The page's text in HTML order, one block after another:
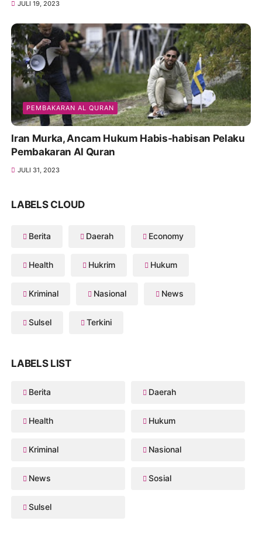
JULI 19, 2023
PEMBAKARAN AL QURAN
Iran Murka, Ancam Hukum Habis-habisan Pelaku
Pembakaran Al Quran
JULI 31, 2023
LABELS CLOUD
Berita Daerah Economy
Health Hukrim Hukum
Kriminal Nasional News
Sulsel Terkini
LABELS LIST
Berita Daerah
Health Hukum
Kriminal Nasional
News Sosial
Sulsel